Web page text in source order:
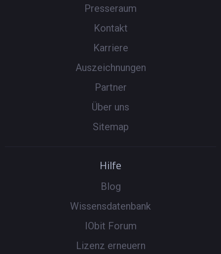
Presseraum
Kontakt
Karriere
Auszeichnungen
Partner
Über uns
Sitemap
Hilfe
Blog
Wissensdatenbank
IObit Forum
Lizenz erneuern